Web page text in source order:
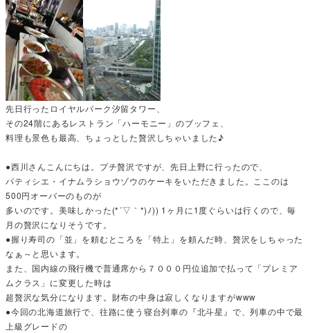
先日行ったロイヤルパーク汐留タワー、
その24階にあるレストラン「ハーモニー」のブッフェ、
料理も景色も最高、ちょっとした贅沢しちゃいました♪
●西川さんこんにちは。プチ贅沢ですが、先日上野に行ったので、
パティシエ・イナムラショウゾウのケーキをいただきました。ここのは
500円オーバーのものが
多いのです。美味しかった(*´▽｀*)ﾉ)) 1ヶ月に1度ぐらいは行くので、毎
月の贅沢になりそうです。
●握り寿司の「並」を頼むところを「特上」を頼んだ時、贅沢をしちゃった
なぁ～と思います。
また、国内線の飛行機で普通席から７０００円位追加で払って「プレミア
ムクラス」に変更した時は
超贅沢な気分になります。財布の中身は寂しくなりますがwww
●今回の北海道旅行で、往路に使う寝台列車の『北斗星』で、列車の中で最
上級グレードの